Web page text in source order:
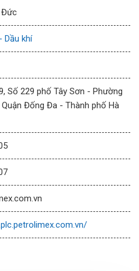
Đức
Dầu khí
Số 229 phố Tây Sơn - Phường
Đống Đa - Thành phố Hà